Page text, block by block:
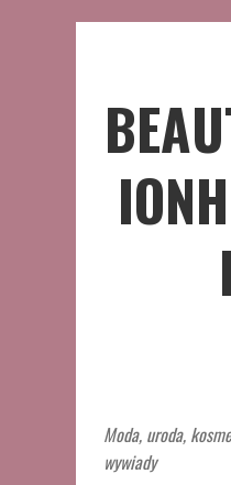
Moda, uroda,
wywiady